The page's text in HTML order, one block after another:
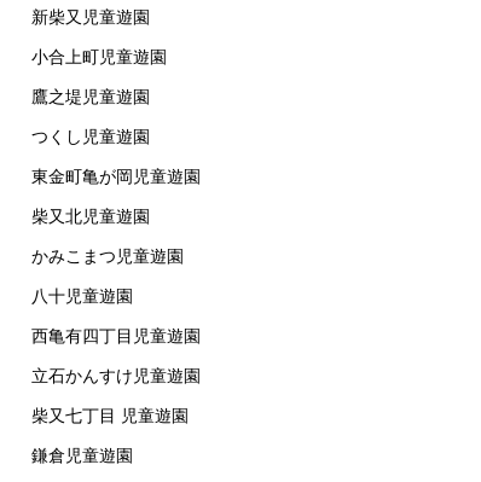
新柴又児童遊園
小合上町児童遊園
鷹之堤児童遊園
つくし児童遊園
東金町亀が岡児童遊園
柴又北児童遊園
かみこまつ児童遊園
八十児童遊園
西亀有四丁目児童遊園
立石かんすけ児童遊園
柴又七丁目 児童遊園
鎌倉児童遊園